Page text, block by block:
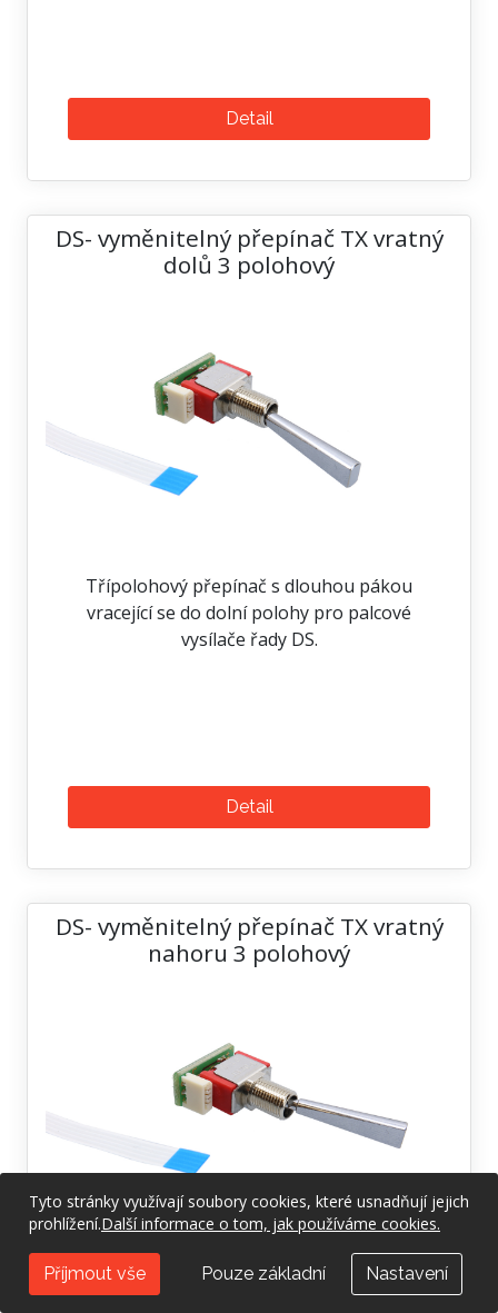
Detail
DS- vyměnitelný přepínač TX vratný
dolů 3 polohový
Třípolohový přepínač s dlouhou pákou
vracející se do dolní polohy pro palcové
vysílače řady DS.
Detail
DS- vyměnitelný přepínač TX vratný
nahoru 3 polohový
Třípolohový přepínač s dlouhou pákou
vracející se do horní polohy pro palcové
Tyto stránky využívají soubory cookies, které usnadňují jejich
prohlížení.Další informace o tom, jak používáme cookies.
Příjmout vše Pouze základní Nastavení